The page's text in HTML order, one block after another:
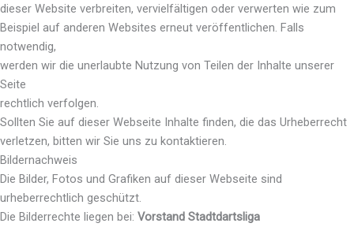
dieser Website verbreiten, vervielfältigen oder verwerten wie zum
Beispiel auf anderen Websites erneut veröffentlichen. Falls
notwendig,
werden wir die unerlaubte Nutzung von Teilen der Inhalte unserer
Seite
rechtlich verfolgen.
Sollten Sie auf dieser Webseite Inhalte finden, die das Urheberrecht
verletzen, bitten wir Sie uns zu kontaktieren.
Bildernachweis
Die Bilder, Fotos und Grafiken auf dieser Webseite sind
urheberrechtlich geschützt.
Die Bilderrechte liegen bei: Vorstand Stadtdartsliga